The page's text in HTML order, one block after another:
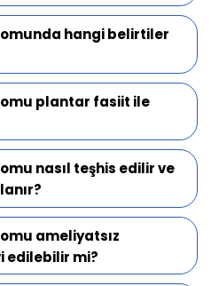
hangi belirtiler
plantar fasiit ile
nasıl teşhis edilir ve
ameliyatsız
edilebilir mi?